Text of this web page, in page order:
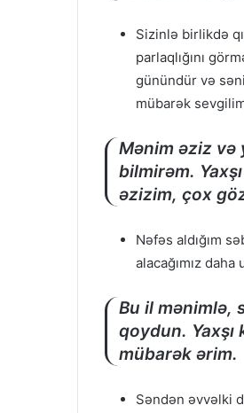
Sizinlə birlikdə
parlaqlığını
günündür və
mübarək
Mənim əziz və
bilmirəm.
əzizim, çox
Nəfəs aldığım
alacağımız
Bu il mənimlə,
qoydun.
mübarək ərim.
Səndən əvvəlki